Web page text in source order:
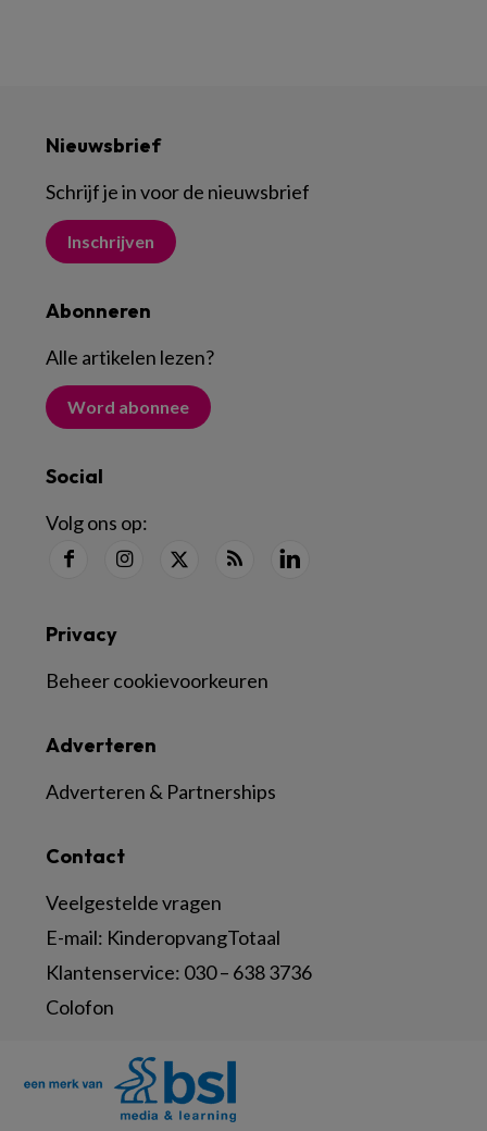
Nieuwsbrief
Schrijf je in voor de nieuwsbrief
Inschrijven
Abonneren
Alle artikelen lezen?
Word abonnee
Social
Volg ons op:
Contact
Veelgestelde vragen
E-mail: KinderopvangTotaal
Klantenservice: 030 – 638 3736
Colofon
Adverteren
Adverteren & Partnerships
Privacy
Beheer cookievoorkeuren